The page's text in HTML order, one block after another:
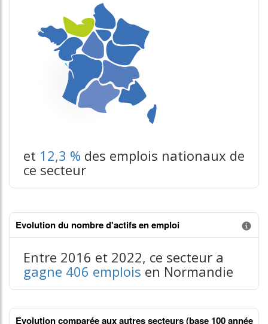
et 12,3 % des emplois nationaux de
ce secteur
Evolution du nombre d'actifs en emploi
Entre 2016 et 2022, ce secteur a
gagne 406 emplois en Normandie
Evolution comparée aux autres secteurs (base 100 année